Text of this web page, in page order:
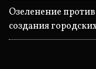
Озеленение
создания